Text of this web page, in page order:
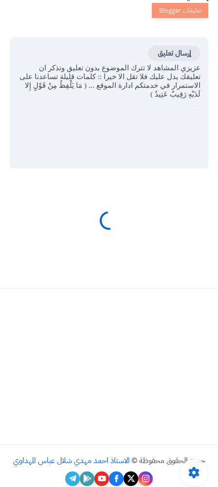
إرسال تعليق
عزيزي المشاهد لا تترك الموضوع بدون تعليق وتذكر ان
تعليقك يدل عليك فلا تقل الا خيرا :: كلمات قليلة تساعدنا على
الاستمرار في خدمتكم ادارة الموقع ... ( مَا يَلْفِظُ مِنْ قَوْلٍ إِلا
لَدَيْهِ رَقِيبٌ عَتِيدٌ )
جميع الحقوق محفوظة © الاستاذ احمد مهدي شلال عباس المهداوي